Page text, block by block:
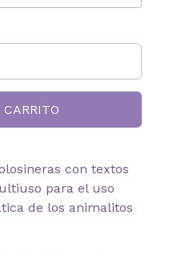
con textos
para el uso
de los animalitos